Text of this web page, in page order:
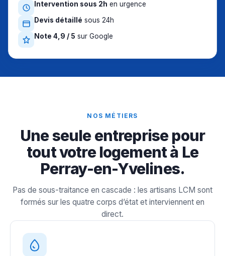
Intervention sous 2h en urgence
Devis détaillé sous 24h
Note 4,9 / 5 sur Google
NOS MÉTIERS
Une seule entreprise pour
tout votre logement à Le
Perray-en-Yvelines.
Pas de sous-traitance en cascade : les artisans LCM sont
formés sur les quatre corps d’état et interviennent en
direct.